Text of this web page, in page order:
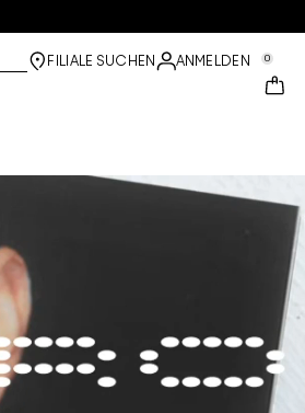
FILIALE SUCHEN ANMELDEN 0